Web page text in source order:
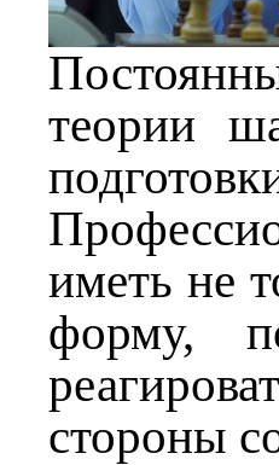
теории
иметь не
форму,
стороны